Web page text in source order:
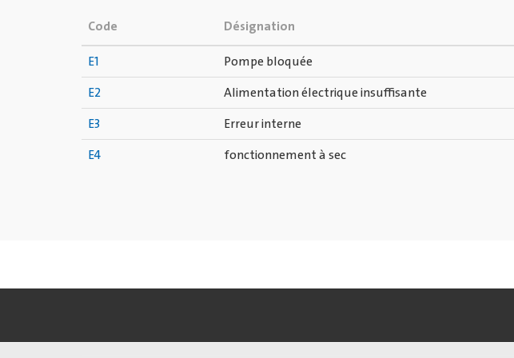
Code Désignation
E1 Pompe bloquée
E2 Alimentation électrique insuffisante
E3 Erreur interne
E4 fonctionnement à sec